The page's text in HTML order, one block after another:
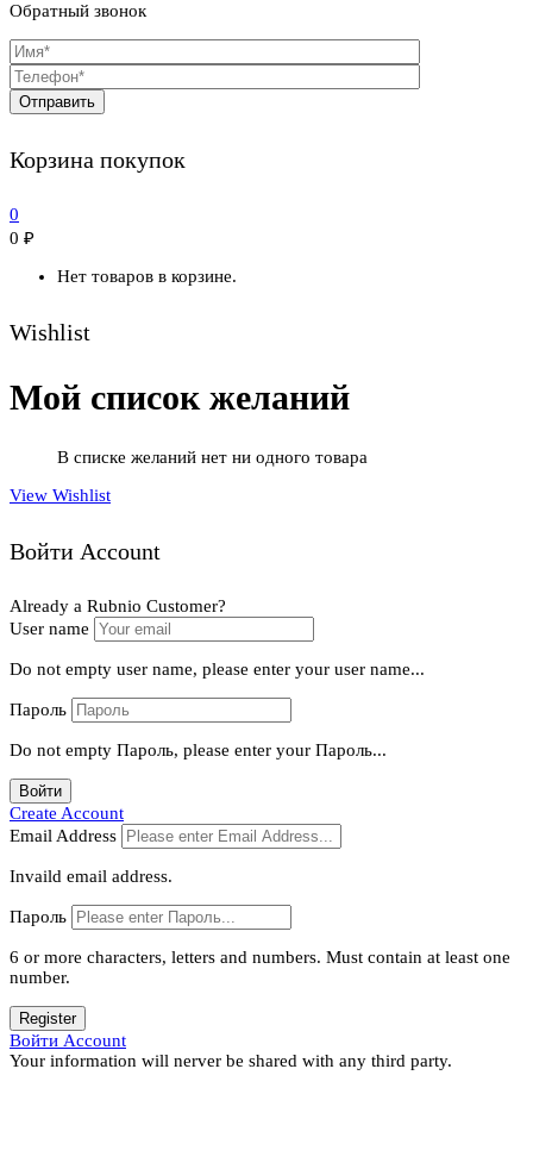
Обратный звонок
Корзина покупок
0
0 ₽
Нет товаров в корзине.
Wishlist
Мой список желаний
В списке желаний нет ни одного товара
View Wishlist
Войти Account
Already a Rubnio Customer?
User name
Do not empty user name, please enter your user name...
Пароль
Do not empty Пароль, please enter your Пароль...
Войти
Create Account
Email Address
Invaild email address.
Пароль
6 or more characters, letters and numbers. Must contain at least one
number.
Register
Войти Account
Your information will nerver be shared with any third party.